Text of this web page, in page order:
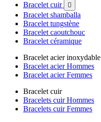
Bracelet cuir 
Bracelet shamballa
Bracelet tungstène
Bracelet caoutchouc
Bracelet céramique
Bracelet acier inoxydable
Bracelet acier Hommes
Bracelet acier Femmes
Bracelet cuir
Bracelets cuir Hommes
Bracelets cuir Femmes